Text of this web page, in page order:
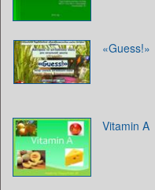
«Guess!»
Vitamin A